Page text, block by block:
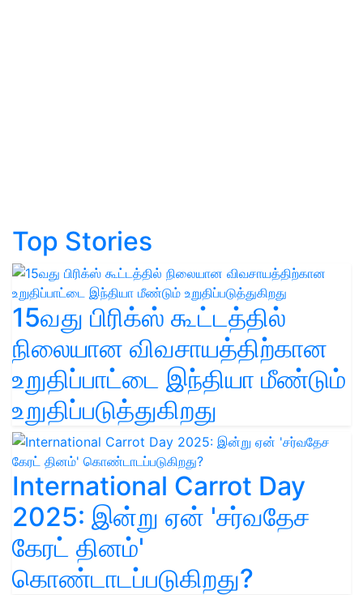
Top Stories
15வது பிரிக்ஸ் கூட்டத்தில்
நிலையான விவசாயத்திற்கான
உறுதிப்பாட்டை இந்தியா மீண்டும்
உறுதிப்படுத்துகிறது
International Carrot Day
2025: இன்று ஏன் 'சர்வதேச
கேரட் தினம்'
கொண்டாடப்படுகிறது?